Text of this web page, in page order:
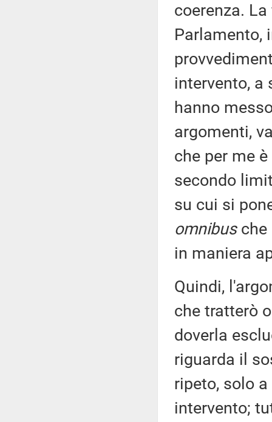
coerenza.
Parlamento,
intervento, a
hanno
argomenti,
che per me
secondo
su cui si
omnibusche
in maniera
Quindi,
che tratterò
doverla
riguarda il
ripeto, solo
intervento;